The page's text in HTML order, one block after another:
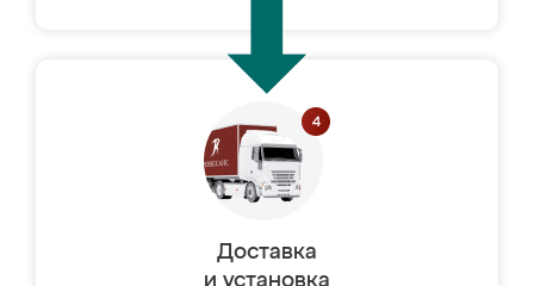
Доставка
и установка